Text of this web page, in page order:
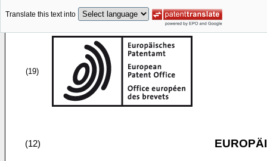
Translate this text into
(19)
(12)